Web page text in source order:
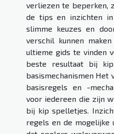
verliezen te beperken,
de tips en inzichten
slimme keuzes en
verschil kunnen
ultieme gids te vinden
beste resultaat bij
basismechanismen Het
basisregels en -
voor iedereen die zijn
bij kip spelletjes.
regels en de